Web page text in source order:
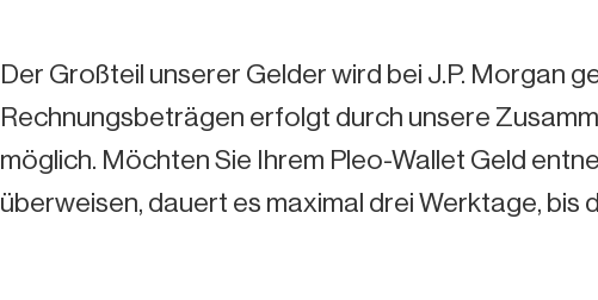
Der Großteil unserer Gelder wird bei J.P. Morgan
Rechnungsbeträgen erfolgt durch unsere
möglich. Möchten Sie Ihrem Pleo-Wallet Geld
überweisen, dauert es maximal drei Werktage, bis